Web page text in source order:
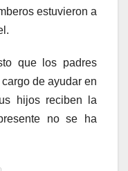
estuvieron a
que los padres
de ayudar en
hijos reciben la
no se ha